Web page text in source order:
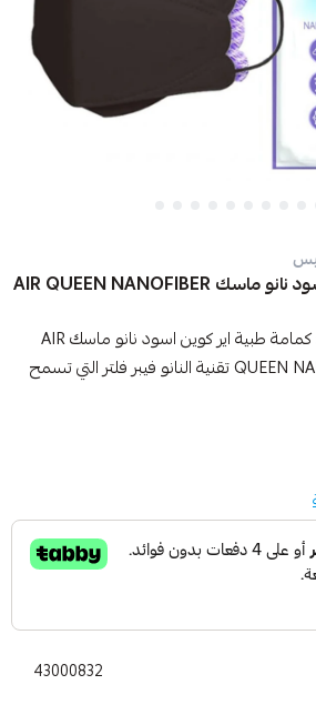
كمامة طبية اير كوين اسود نانو ماسك AIR QUEEN NANOFIBER
كمامات اسود نانو ماسك : كمامة طبية اير كوين اسود نانو ماسك AIR
QUEEN NANOFIBER FILTER MASK تقنية النانو فيبر فلتر التي تسمح
43000832